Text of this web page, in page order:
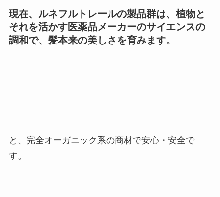
現在、ルネフルトレールの製品群は、植物と
それを活かす医薬品メーカーのサイエンスの
調和で、髪本来の美しさを育みます。
と、完全オーガニック系の商材で安心・安全で
す。